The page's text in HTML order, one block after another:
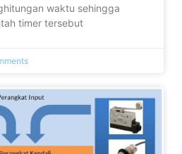
waktu sehingga
timer tersebut